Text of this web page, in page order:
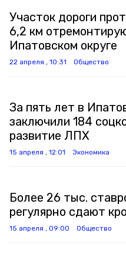
Участок дороги
6,2 км
Ипатовском округе
22 апреля , 10:31 Общество
За пять лет в
заключили 184
развитие ЛПХ
15 апреля , 12:01 Экономика
Более 26 тыс.
регулярно сдают
15 апреля , 09:00 Общество